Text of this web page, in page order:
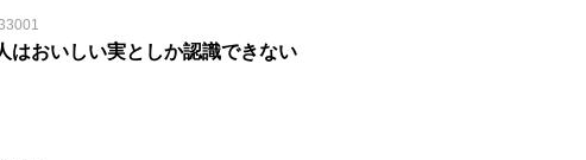
はおいしい実としか認識できない